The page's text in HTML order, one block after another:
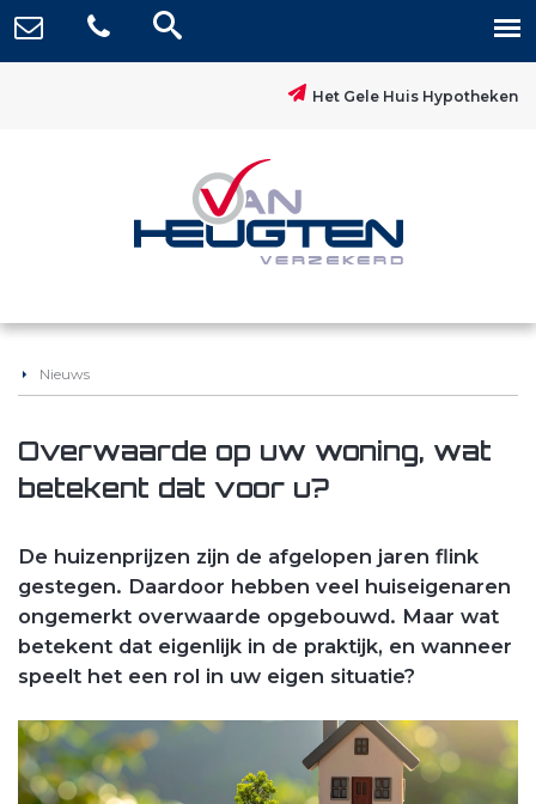
Het Gele Huis Hypotheken
Nieuws
Overwaarde op uw woning, wat
betekent dat voor u?
De huizenprijzen zijn de afgelopen jaren flink
gestegen. Daardoor hebben veel huiseigenaren
ongemerkt overwaarde opgebouwd. Maar wat
betekent dat eigenlijk in de praktijk, en wanneer
speelt het een rol in uw eigen situatie?